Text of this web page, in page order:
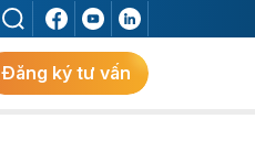
Đăng ký tư vấn